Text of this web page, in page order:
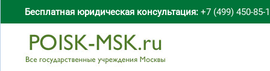
Бесплатная юридическая консультация: +7 (499) 450-85-